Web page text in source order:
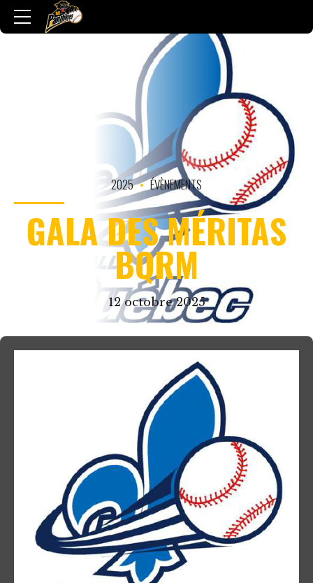
2025 ÉVÈNEMENTS
GALA DES MÉRITAS
BQRM
12 octobre 2025